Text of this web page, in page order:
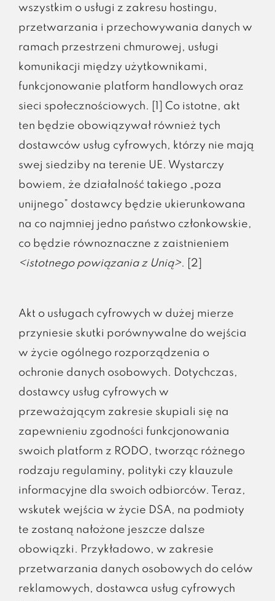
wszystkim o usługi z zakresu hostingu,
przetwarzania i przechowywania danych w
ramach przestrzeni chmurowej, usługi
komunikacji między użytkownikami,
funkcjonowanie platform handlowych oraz
sieci społecznościowych. [1] Co istotne, akt
ten będzie obowiązywał również tych
dostawców usług cyfrowych, którzy nie mają
swej siedziby na terenie UE. Wystarczy
bowiem, że działalność takiego „poza
unijnego” dostawcy będzie ukierunkowana
na co najmniej jedno państwo członkowskie,
co będzie równoznaczne z zaistnieniem
<istotnego powiązania z Unią>. [2]
Akt o usługach cyfrowych w dużej mierze
przyniesie skutki porównywalne do wejścia
w życie ogólnego rozporządzenia o
ochronie danych osobowych. Dotychczas,
dostawcy usług cyfrowych w
przeważającym zakresie skupiali się na
zapewnieniu zgodności funkcjonowania
swoich platform z RODO, tworząc różnego
rodzaju regulaminy, polityki czy klauzule
informacyjne dla swoich odbiorców. Teraz,
wskutek wejścia w życie DSA, na podmioty
te zostaną nałożone jeszcze dalsze
obowiązki. Przykładowo, w zakresie
przetwarzania danych osobowych do celów
reklamowych, dostawca usług cyfrowych